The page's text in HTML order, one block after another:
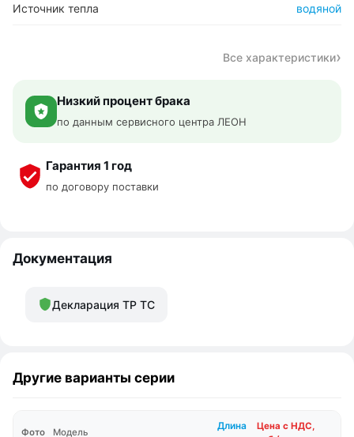
Источник тепла водяной
Все характеристики
Низкий процент брака
по данным сервисного центра ЛЕОН
Гарантия 1 год
по договору поставки
Документация
Декларация ТР ТС
Другие варианты серии
Фото Модель
Длина
Цена с НДС,